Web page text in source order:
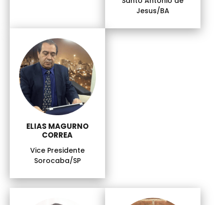
Jesus/BA
ELIAS MAGURNO
CORREA
Vice Presidente
Sorocaba/SP